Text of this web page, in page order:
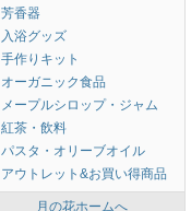
芳香器
入浴グッズ
手作りキット
オーガニック食品
メープルシロップ・ジャム
紅茶・飲料
パスタ・オリーブオイル
アウトレット&お買い得商品
月の花ホームへ